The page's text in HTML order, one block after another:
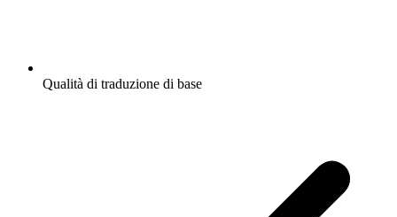
Qualità di traduzione di base